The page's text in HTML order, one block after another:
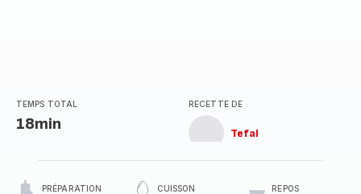
TEMPS TOTAL
18min
RECETTE DE
Tefal
PRÉPARATION CUISSON REPOS